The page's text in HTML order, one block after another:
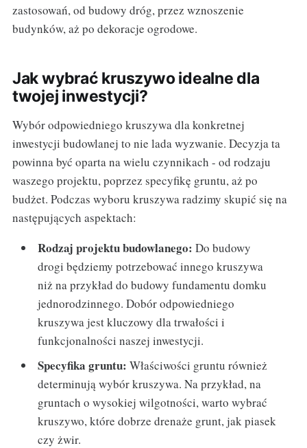
zastosowań, od budowy dróg, przez wznoszenie
budynków, aż po dekoracje ogrodowe.
Jak wybrać kruszywo idealne dla
twojej inwestycji?
Wybór odpowiedniego kruszywa dla konkretnej
inwestycji budowlanej to nie lada wyzwanie. Decyzja ta
powinna być oparta na wielu czynnikach - od rodzaju
waszego projektu, poprzez specyfikę gruntu, aż po
budżet. Podczas wyboru kruszywa radzimy skupić się na
następujących aspektach:
Rodzaj projektu budowlanego: Do budowy
drogi będziemy potrzebować innego kruszywa
niż na przykład do budowy fundamentu domku
jednorodzinnego. Dobór odpowiedniego
kruszywa jest kluczowy dla trwałości i
funkcjonalności naszej inwestycji.
Specyfika gruntu: Właściwości gruntu również
determinują wybór kruszywa. Na przykład, na
gruntach o wysokiej wilgotności, warto wybrać
kruszywo, które dobrze drenaże grunt, jak piasek
czy żwir.